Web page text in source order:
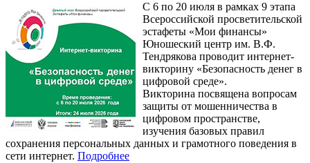
С 6 по 20 июля в рамках 9 этапа
Всероссийской просветительской
эстафеты «Мои финансы»
Юношеский центр им. В.Ф.
Тендрякова проводит интернет-
викторину «Безопасность денег в
цифровой среде».
Викторина посвящена вопросам
защиты от мошенничества в
цифровом пространстве,
изучения базовых правил
сохранения персональных данных и грамотного поведения в
сети интернет. Подробнее